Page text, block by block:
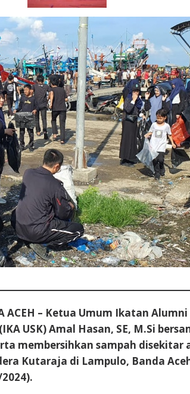
ACEH – Ketua Umum Ikatan
USK) Amal Hasan, SE, M.Si
membersihkan sampah disekitar
Kutaraja di Lampulo, Banda